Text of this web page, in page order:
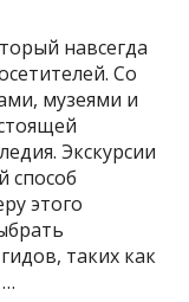
навсегда
Со
музеями и
Экскурсии
способ
этого
таких как